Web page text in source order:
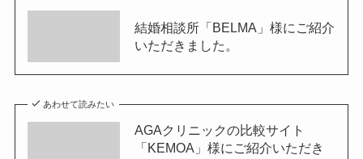
結婚相談所「BELMA」様にご紹介
いただきました。
あわせて読みたい
AGAクリニックの比較サイト
「KEMOA」様にご紹介いただき